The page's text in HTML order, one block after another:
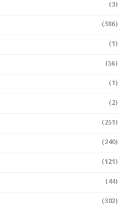
(3)
(386)
(1)
(56)
(1)
(2)
(251)
(240)
(121)
(44)
(302)